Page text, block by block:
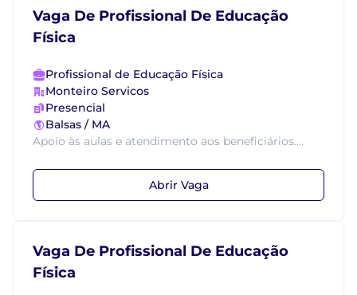
Vaga De Profissional De Educação
Física
Profissional de Educação Física
Monteiro Servicos
Presencial
Balsas / MA
Apoio às aulas e atendimento aos beneficiários....
Abrir Vaga
Vaga De Profissional De Educação
Física